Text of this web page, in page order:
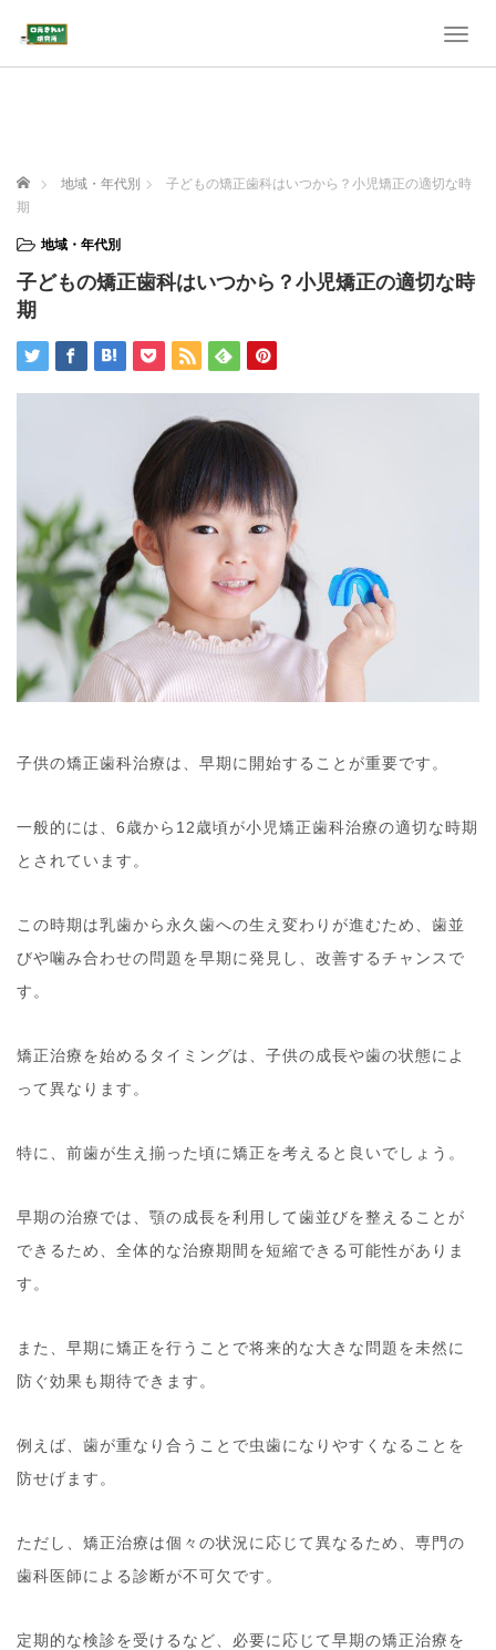
T
a
a
ホーム 地域・年代別
子どもの矯正歯科はいつから？小児矯正の適切な時
期
地域・年代別
子どもの矯正歯科はいつから？小児矯正の適切な時
期
子供の矯正歯科治療は、早期に開始することが重要です。
一般的には、6歳から12歳頃が小児矯正歯科治療の適切な時期
とされています。
この時期は乳歯から永久歯への生え変わりが進むため、歯並
びや噛み合わせの問題を早期に発見し、改善するチャンスで
す。
矯正治療を始めるタイミングは、子供の成長や歯の状態によ
って異なります。
特に、前歯が生え揃った頃に矯正を考えると良いでしょう。
早期の治療では、顎の成長を利用して歯並びを整えることが
できるため、全体的な治療期間を短縮できる可能性がありま
す。
また、早期に矯正を行うことで将来的な大きな問題を未然に
防ぐ効果も期待できます。
例えば、歯が重なり合うことで虫歯になりやすくなることを
防せげます。
ただし、矯正治療は個々の状況に応じて異なるため、専門の
歯科医師による診断が不可欠です。
定期的な検診を受けるなど、必要に応じて早期の矯正治療を